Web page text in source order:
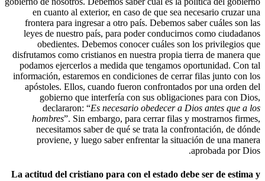
en cuanto al exterior, en caso de que
frontera para ingresar a otro país.
leyes de nuestro país, para poder
obedientes. Debemos conocer
disfrutamos como cristianos en nuestra
podamos ejercerlos a medida que
información, estaremos en condiciones de
apóstoles. Ellos, cuando fueron
gobierno que interfería con sus
declararon: “Es necesario
hombres”. Sin embargo, para cerrar
necesitamos saber de qué se trata la
proviene, y luego saber enfrentar la
La actitud del cristiano para con el